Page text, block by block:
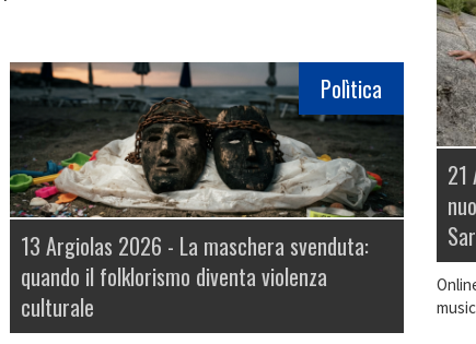
Polìtica
13 Argiolas 2026 - La maschera svenduta:
quando il folklorismo diventa violenza
culturale
21